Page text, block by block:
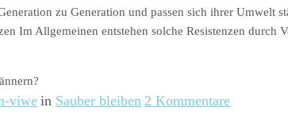
zu Generation und passen sich ihrer
Im Allgemeinen entstehen solche Resistenzen
viwein Sauber bleiben 2 Kommentare